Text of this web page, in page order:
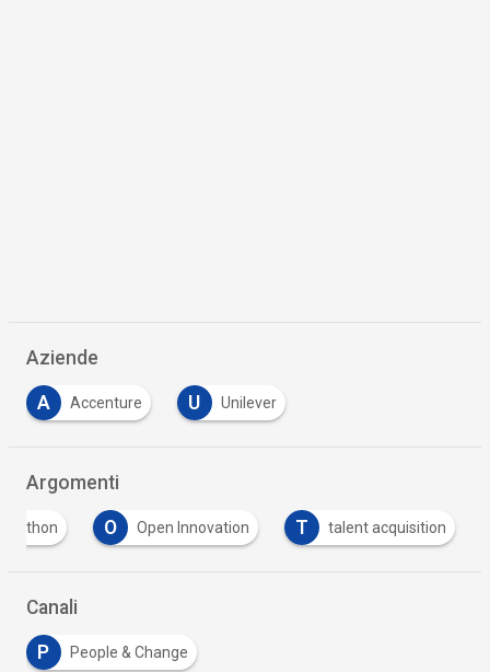
Aziende
A Accenture U Unilever
Argomenti
O Open Innovation T talent acquisition
Canali
P People & Change